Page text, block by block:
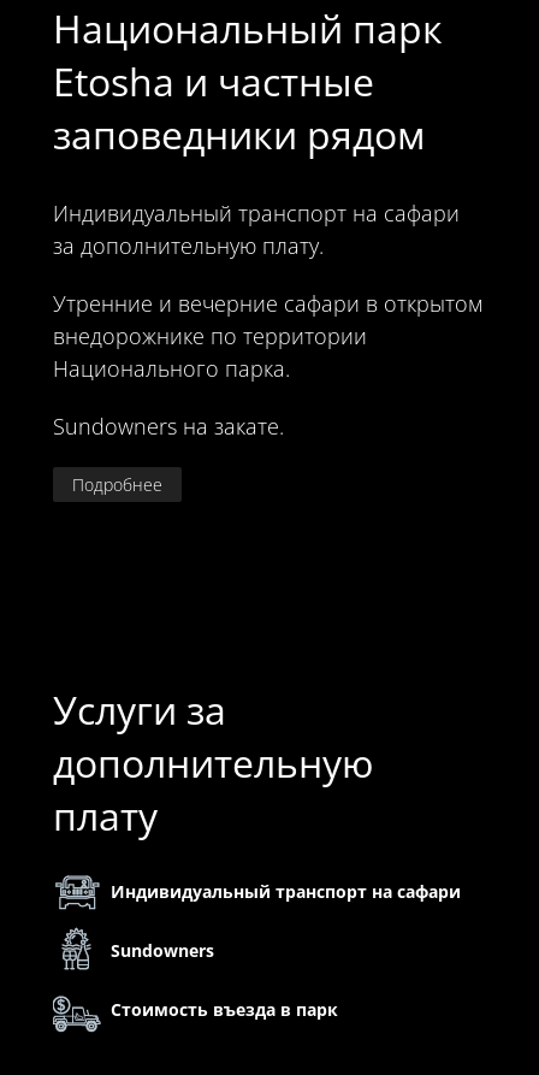
Национальный парк
Etosha и частные
заповедники рядом
Индивидуальный транспорт на сафари
за дополнительную плату.
Утренние и вечерние сафари в открытом
внедорожнике по территории
Национального парка.
Sundowners на закате.
Подробнее
Услуги за
дополнительную
плату
Индивидуальный транспорт на сафари
Sundowners
Стоимость въезда в парк